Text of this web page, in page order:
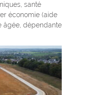
santé
économie (aide
âgée, dépendante